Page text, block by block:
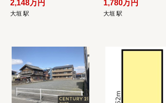
2,148万円
大垣 駅
1,780万円
大垣 駅